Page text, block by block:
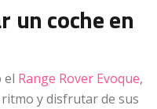
un coche en
el Range Rover Evoque,
y disfrutar de sus